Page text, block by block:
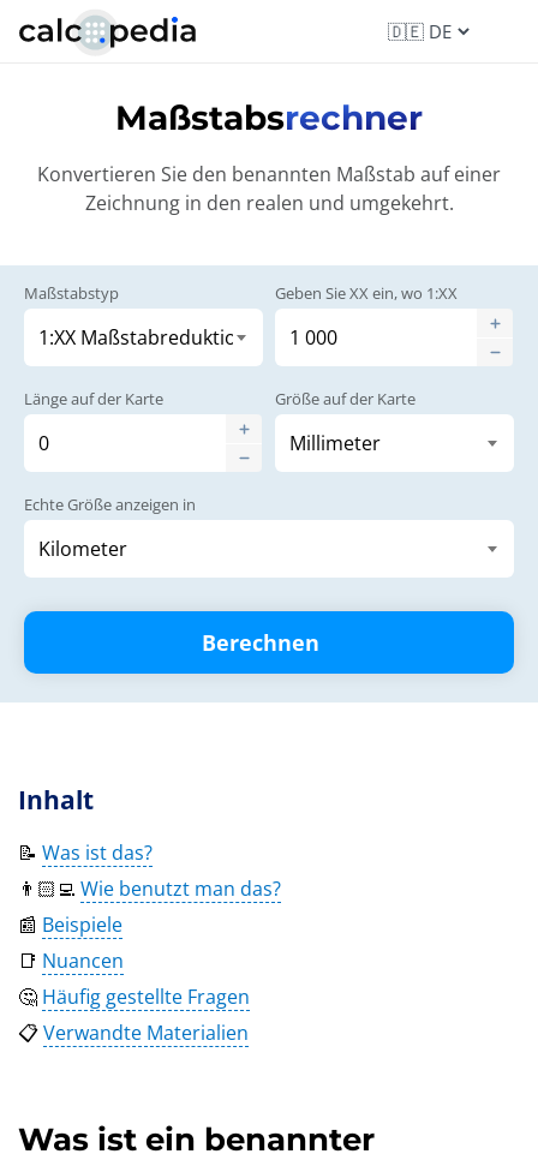
Maßstabsrechner
Konvertieren Sie den benannten Maßstab auf einer
Zeichnung in den realen und umgekehrt.
Maßstabstyp Geben Sie XX ein, wo 1:XX
Länge auf der Karte Größe auf der Karte
Echte Größe anzeigen in
Berechnen
Inhalt
📝 Was ist das?
👨🏻‍💻 Wie benutzt man das?
📰 Beispiele
📑 Nuancen
🤔 Häufig gestellte Fragen
📋Verwandte Materialien
Was ist ein benannter